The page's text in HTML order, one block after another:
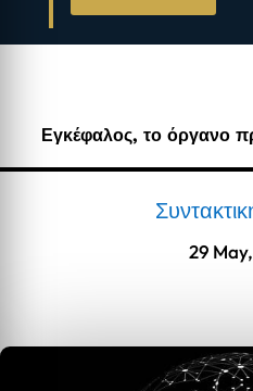
Εγκέφαλος, το όργανο
29